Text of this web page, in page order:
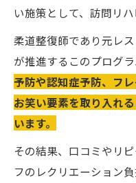
い施策として、訪問リ
柔道整復師であり元レ
が推進するこのプログラ
予防や認知症予防、フレ
お笑い要素を取り入れ
います。
その結果、口コミやリ
フのレクリエーション